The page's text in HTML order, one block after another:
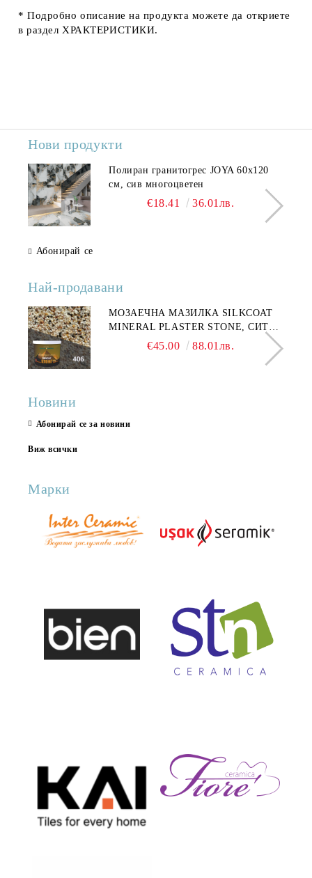
* Подробно описание на продукта можете да откриете
в раздел ХРАКТЕРИСТИКИ.
Нови продукти
Полиран гранитогрес JOYA 60x120
см, сив многоцветен
€18.41 36.01лв.
Абонирай се
Най-продавани
МОЗАЕЧНА МАЗИЛКА SILKCOAT
MINERAL PLASTER STONE, СИТЕН
КАМЪК 406 25КГ
€45.00 88.01лв.
Новини
Абонирай се за новини
Виж всички
Марки